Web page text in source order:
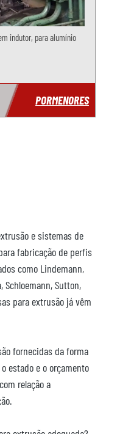
indutor, para alumínio
PORMENORES
e sistemas de
fabricação de perfis
como Lindemann,
Schloemann, Sutton,
para extrusão já vêm
fornecidas da forma
estado e o orçamento
relação a